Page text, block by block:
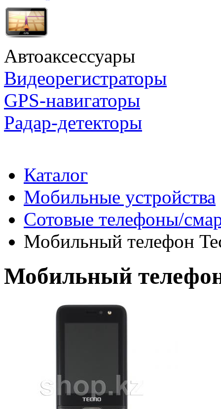
Автоаксессуары
Видеорегистраторы
GPS-навигаторы
Радар-детекторы
Каталог
Мобильные устройства
Сотовые телефоны/
Мобильный телефон
Мобильный